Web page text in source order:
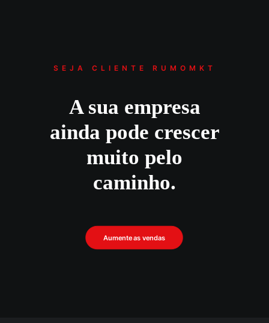
SEJA CLIENTE RUMOMKT
A sua empresa
ainda pode crescer
muito pelo
caminho.
Aumente as vendas